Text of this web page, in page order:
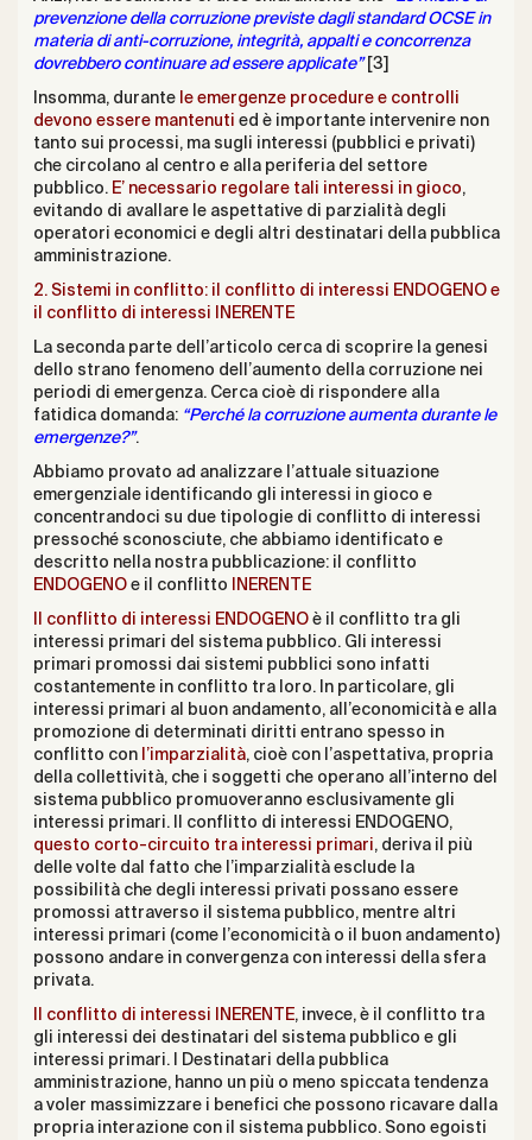
prevenzione della corruzione previste dagli standard OCSE in
materia di anti-corruzione, integrità, appalti e concorrenza
dovrebbero continuare ad essere applicate”[3]
Insomma, durante le emergenze procedure e controlli
devono essere mantenuti ed è importante intervenire non
tanto sui processi, ma sugli interessi (pubblici e privati)
che circolano al centro e alla periferia del settore
pubblico.E’ necessario regolare tali interessi in gioco,
evitando di avallare le aspettative di parzialità degli
operatori economici e degli altri destinatari della pubblica
amministrazione.
2. Sistemi in conflitto: il conflitto di interessi ENDOGENO e
il conflitto di interessi INERENTE
La seconda parte dell’articolo cerca di scoprire la genesi
dello strano fenomeno dell’aumento della corruzione nei
periodi di emergenza. Cerca cioè di rispondere alla
fatidica domanda: “Perché la corruzione aumenta durante le
emergenze?”.
Abbiamo provato ad analizzare l’attuale situazione
emergenziale identificando gli interessi in gioco e
concentrandoci su due tipologie di conflitto di interessi
pressoché sconosciute, che abbiamo identificato e
descritto nella nostra pubblicazione: il conflitto
ENDOGENOe il conflitto INERENTE
Il conflitto di interessi ENDOGENOè il conflitto tra gli
interessi primari del sistema pubblico. Gli interessi
primari promossi dai sistemi pubblici sono infatti
costantemente in conflitto tra loro. In particolare, gli
interessi primari al buon andamento, all’economicità e alla
promozione di determinati diritti entrano spesso in
conflitto con l’imparzialità, cioè con l’aspettativa, propria
della collettività, che i soggetti che operano all’interno del
sistema pubblico promuoveranno esclusivamente gli
interessi primari. Il conflitto di interessi ENDOGENO,
questo corto-circuito tra interessi primari, deriva il più
delle volte dal fatto che l’imparzialità esclude la
possibilità che degli interessi privati possano essere
promossi attraverso il sistema pubblico, mentre altri
interessi primari (come l’economicità o il buon andamento)
possono andare in convergenza con interessi della sfera
privata.
Il conflitto di interessi INERENTE, invece, è il conflitto tra
gli interessi dei destinatari del sistema pubblico e gli
interessi primari. I Destinatari della pubblica
amministrazione, hanno un più o meno spiccata tendenza
a voler massimizzare i benefici che possono ricavare dalla
propria interazione con il sistema pubblico. Sono egoisti